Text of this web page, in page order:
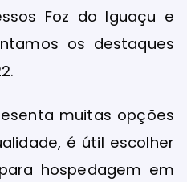
Foz do Iguaçu e
os destaques
muitas opções
é útil escolher
hospedagem em